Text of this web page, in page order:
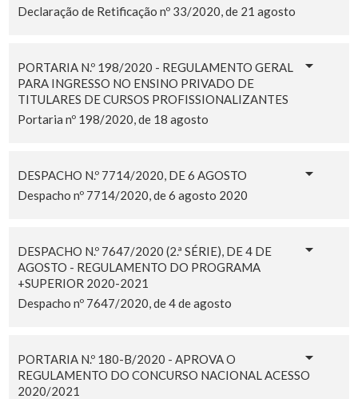
Declaração de Retificação nº 33/2020, de 21 agosto
PORTARIA N.º 198/2020 - REGULAMENTO GERAL
PARA INGRESSO NO ENSINO PRIVADO DE
TITULARES DE CURSOS PROFISSIONALIZANTES
Portaria nº 198/2020, de 18 agosto
DESPACHO N.º 7714/2020, DE 6 AGOSTO
Despacho nº 7714/2020, de 6 agosto 2020
DESPACHO N.º 7647/2020 (2.ª SÉRIE), DE 4 DE
AGOSTO - REGULAMENTO DO PROGRAMA
+SUPERIOR 2020-2021
Despacho nº 7647/2020, de 4 de agosto
PORTARIA N.º 180-B/2020 - APROVA O
REGULAMENTO DO CONCURSO NACIONAL ACESSO
2020/2021